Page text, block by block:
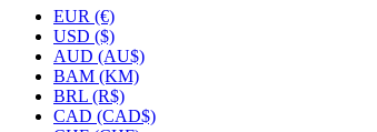
EUR (€)
USD ($)
AUD (AU$)
BAM (KM)
BRL (R$)
CAD (CAD$)